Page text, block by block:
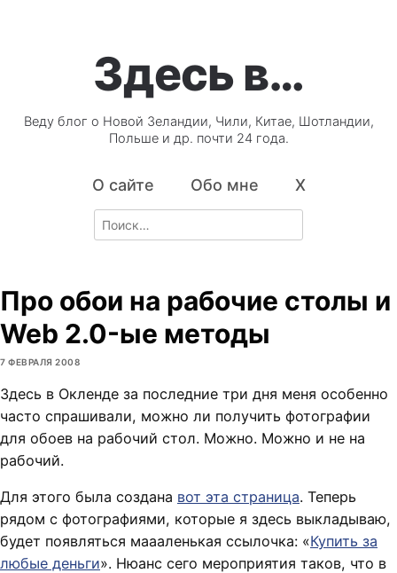
Здесь в…
Веду блог о Новой Зеландии, Чили, Китае, Шотландии,
Польше и др. почти 24 года.
О сайте Обо мне X
Search
for:
Про обои на рабочие столы и
Web 2.0-ые методы
7 ФЕВРАЛЯ 2008
Здесь в Окленде за последние три дня меня особенно
часто спрашивали, можно ли получить фотографии
для обоев на рабочий стол. Можно. Можно и не на
рабочий.
Для этого была создана вот эта страница. Теперь
рядом с фотографиями, которые я здесь выкладываю,
будет появляться маааленькая ссылочка: «Купить за
любые деньги». Нюанс сего мероприятия таков, что в